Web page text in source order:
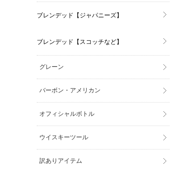
ブレンデッド【ジャパニーズ】
ブレンデッド【スコッチなど】
グレーン
バーボン・アメリカン
オフィシャルボトル
ウイスキーツール
訳ありアイテム